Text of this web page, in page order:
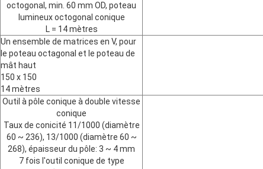
octogonal, min. 60 mm OD, poteau
lumineux octogonal conique
L = 14 mètres
Un ensemble de matrices en V, pour
le poteau octagonal et le poteau de
mât haut
150 x 150
14 mètres
Outil à pôle conique à double vitesse
conique
Taux de conicité 11/1000 (diamètre
60 ~ 236), 13/1000 (diamètre 60 ~
268), épaisseur du pôle: 3 ~ 4 mm
7 fois l'outil conique de type